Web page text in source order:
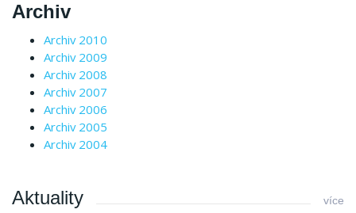
Archiv
Archiv 2010
Archiv 2009
Archiv 2008
Archiv 2007
Archiv 2006
Archiv 2005
Archiv 2004
Aktuality více